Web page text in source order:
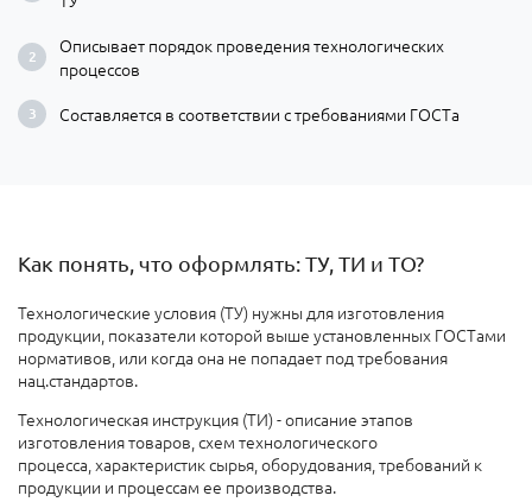
Описывает порядок проведения технологических
процессов
Составляется в соответствии с требованиями ГОСТа
Как понять, что оформлять: ТУ, ТИ и ТО?
Технологические условия (ТУ) нужны для изготовления
продукции, показатели которой выше установленных ГОСТами
нормативов, или когда она не попадает под требования
нац.стандартов.
Технологическая инструкция (ТИ) - описание этапов
изготовления товаров, схем технологического
процесса, характеристик сырья, оборудования, требований к
продукции и процессам ее производства.